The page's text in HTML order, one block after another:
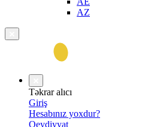
AZ
Təkrar alıcı
Giriş
Hesabınız yoxdur?
Qeydiyyat